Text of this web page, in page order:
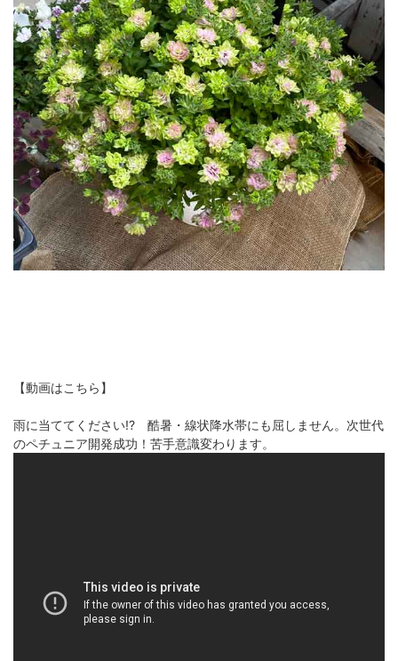
【動画はこちら】
雨に当ててください!? 酷暑・線状降水帯にも屈しません。次世代
のペチュニア開発成功！苦手意識変わります。